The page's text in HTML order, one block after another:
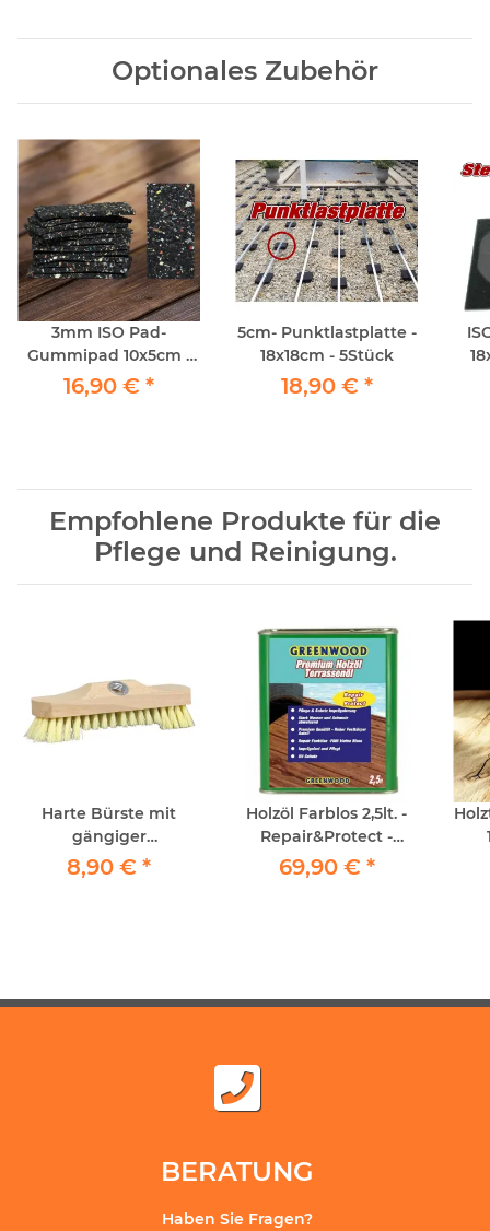
Optionales Zubehör
3mm ISO Pad-
Gummipad 10x5cm -
70Stück
16,90 € *
5cm- Punktlastplatte -
18x18cm - 5Stück
18,90 € *
Empfohlene Produkte für die
Pflege und Reinigung.
Harte Bürste mit
gängiger
Stielaufnahme
8,90 € *
Holzöl Farblos 2,5lt. -
Repair&Protect -
Greenwood -
Premium Holzöl
69,90 € *
BERATUNG
Haben Sie Fragen?